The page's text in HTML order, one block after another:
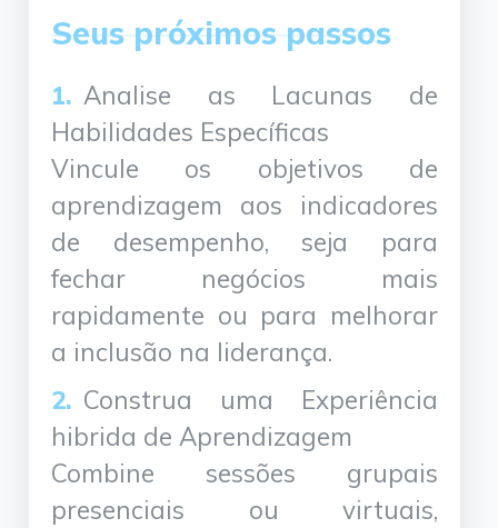
Seus próximos passos
Analise as Lacunas de
Habilidades Específicas
Vincule os objetivos de
aprendizagem aos indicadores
de desempenho, seja para
fechar negócios mais
rapidamente ou para melhorar
a inclusão na liderança.
Construa uma Experiência
hibrida de Aprendizagem
Combine sessões grupais
presenciais ou virtuais,